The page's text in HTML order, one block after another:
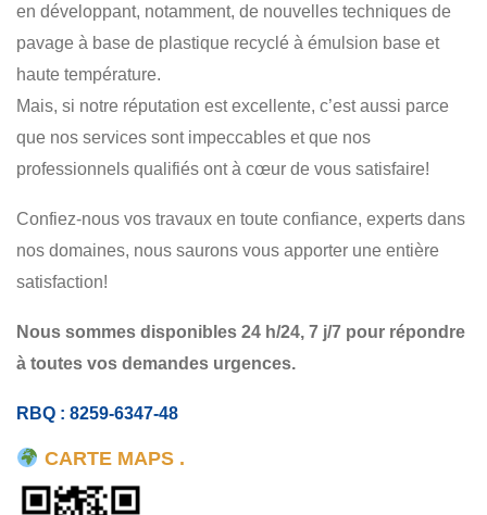
en développant, notamment, de nouvelles techniques de
pavage à base de plastique recyclé à émulsion base et
haute température.
Mais, si notre réputation est excellente, c’est aussi parce
que nos services sont impeccables et que nos
professionnels qualifiés ont à cœur de vous satisfaire!
Confiez-nous vos travaux en toute confiance, experts dans
nos domaines, nous saurons vous apporter une entière
satisfaction!
Nous sommes disponibles 24 h/24, 7 j/7 pour répondre
à toutes vos demandes urgences.
RBQ : 8259-6347-48
CARTE MAPS .